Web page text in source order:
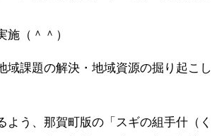
（＾＾）
域課題の解決・地域資源の掘り起こし
う、那賀町版の「スギの組手什（く